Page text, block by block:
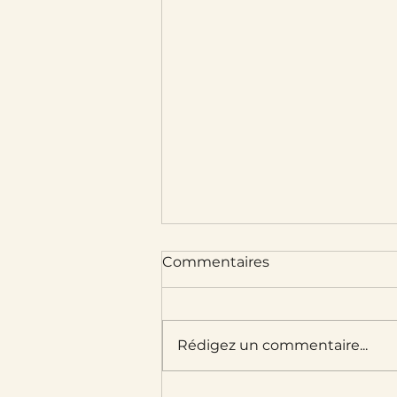
Commentaires
Rédigez un commentaire...